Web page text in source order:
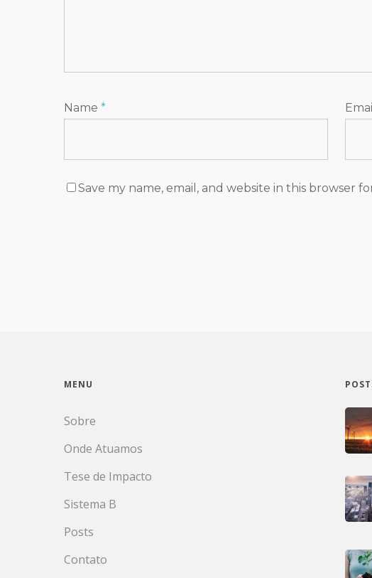
Name * Email
Save my name, email, and website in this browser
MENU
Sobre
Onde Atuamos
Tese de Impacto
Sistema B
Posts
Contato